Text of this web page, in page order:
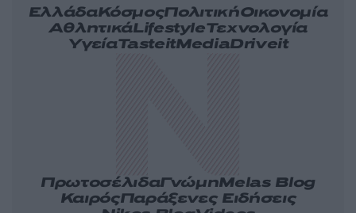
ΕλλάδαΚόσμοςΠολιτικήΟικονομία
ΑθλητικάLifestyleΤεχνολογία
ΥγείαTasteitMediaDriveit
ΠρωτοσέλιδαΓνώμηMelas Blog
ΚαιρόςΠαράξενες Ειδήσεις